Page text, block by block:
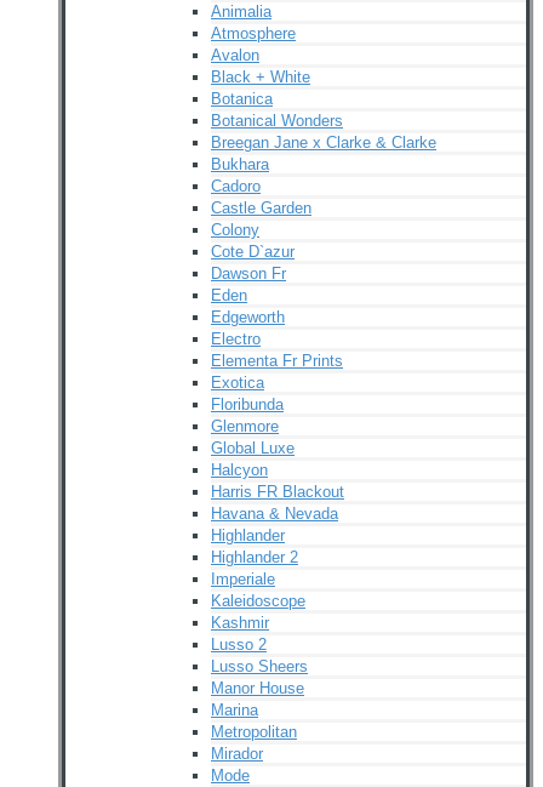
Animalia
Atmosphere
Avalon
Black + White
Botanica
Botanical Wonders
Breegan Jane x Clarke & Clarke
Bukhara
Cadoro
Castle Garden
Colony
Cote D`azur
Dawson Fr
Eden
Edgeworth
Electro
Elementa Fr Prints
Exotica
Floribunda
Glenmore
Global Luxe
Halcyon
Harris FR Blackout
Havana & Nevada
Highlander
Highlander 2
Imperiale
Kaleidoscope
Kashmir
Lusso 2
Lusso Sheers
Manor House
Marina
Metropolitan
Mirador
Mode